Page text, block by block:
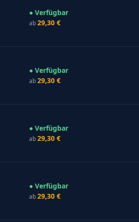
● Verfügbar
ab29,30 €
● Verfügbar
ab29,30 €
● Verfügbar
ab29,30 €
● Verfügbar
ab29,30 €